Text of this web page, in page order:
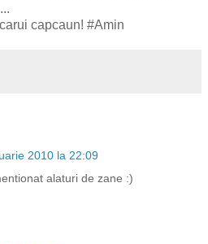
capcaun! #Amin
2010 la 22:09
alaturi de zane :)